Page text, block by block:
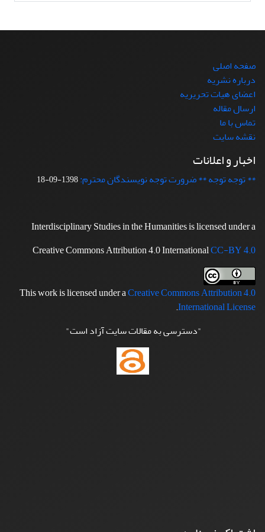
صفحه اصلی
درباره نشریه
اعضای هیات تحریریه
ارسال مقاله
تماس با ما
نقشه سایت
اخبار و اعلانات
** توجه توجه ** ضرورت توجه نویسندگان محترم:1398-09-18
Interdisciplinary Studies in the Humanities is licensed under a
Creative Commons Attribution 4.0 InternationalCC-BY 4.0
This work is licensed under aCreative Commons Attribution 4.0
International License
.
"دسترسی به مقالات سایت آزاد است"